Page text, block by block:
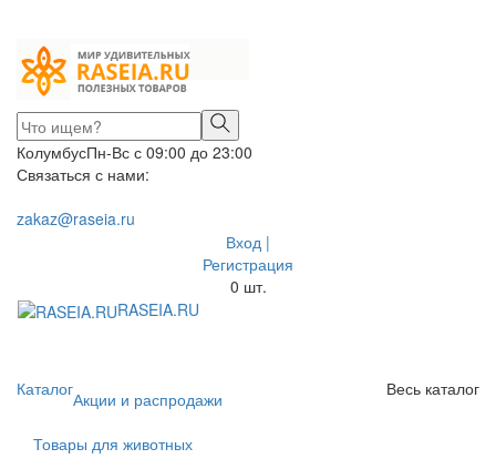
КолумбусПн-Вс с 09:00 до 23:00
Связаться с нами:
zakaz@raseia.ru
Вход |
Регистрация
0 шт.
RASEIA.RU
Каталог
Весь каталог
Акции и распродажи
Товары для животных